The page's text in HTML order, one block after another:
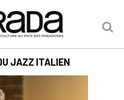
JAZZ ITALIEN